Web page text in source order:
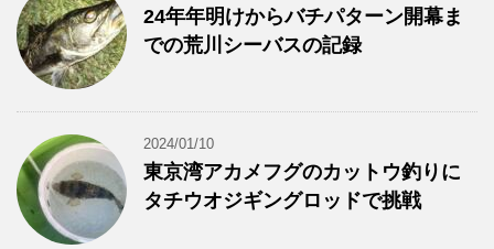
24年年明けからバチパターン開幕ま
での荒川シーバスの記録
2024/01/10
東京湾アカメフグのカットウ釣りに
タチウオジギングロッドで挑戦